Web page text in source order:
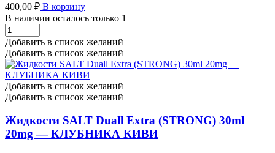
400,00 ₽ В корзину
В наличии осталось только 1
Жидкости
SALT
Duall
Extra
(STRONG)
30ml
20mg
-
МАНГО
КУМКВАТ
количество
Добавить в список желаний
Добавить в список желаний
Добавить в список желаний
Добавить в список желаний
Жидкости SALT Duall Extra (STRONG) 30ml
20mg — КЛУБНИКА КИВИ